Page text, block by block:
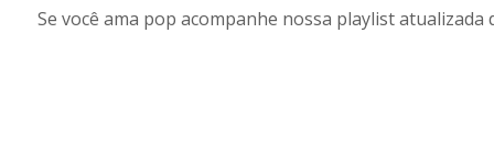
Se você ama pop acompanhe nossa playlist atualizada